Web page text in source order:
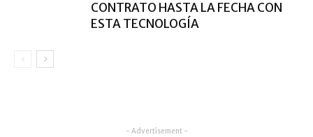
CONTRATO HASTA LA FECHA CON
ESTA TECNOLOGÍA
- Advertisement -